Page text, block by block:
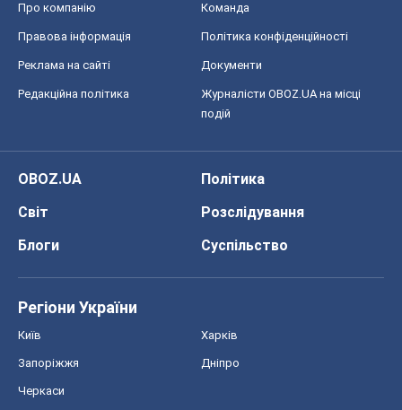
Про компанію Команда
Правова інформація Політика конфіденційності
Реклама на сайті Документи
Редакційна політика
Журналісти OBOZ.UA на місці
подій
OBOZ.UA
Політика
Світ
Розслідування
Блоги
Суспільство
Регіони України
Київ Харків
Запоріжжя Дніпро
Черкаси